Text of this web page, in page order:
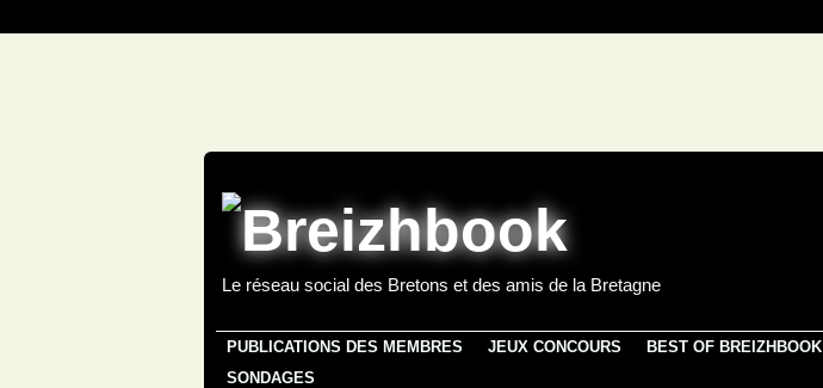
Le réseau social des Bretons et des amis de la Bretagne
PUBLICATIONS DES MEMBRES JEUX CONCOURS BEST OF BREIZHBOOK
SONDAGES